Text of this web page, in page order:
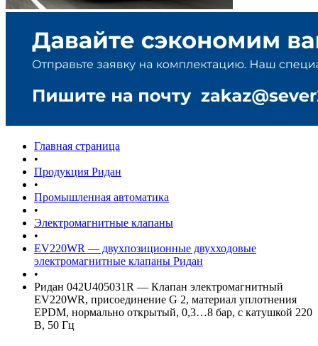
Главная страница
•
Продукция Ридан
•
Промышленная автоматика
•
Электромагнитные клапаны
•
EV220WR — двухпозиционные двухходовые
электромагнитные клапаны Ридан
•
Ридан 042U405031R — Клапан электромагнитный
EV220WR, присоединение G 2, материал уплотнения
EPDM, нормально открытый, 0,3…8 бар, с катушкой 220
В, 50 Гц